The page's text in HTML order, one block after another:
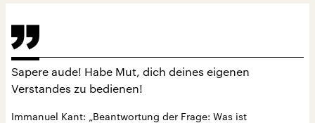
Sapere aude! Habe Mut, dich deines eigenen
Verstandes zu bedienen!
Immanuel Kant: „Beantwortung der Frage: Was ist